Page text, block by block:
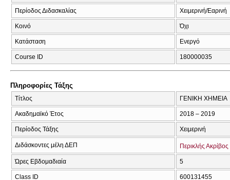
Περίοδος Διδασκαλίας Χειμερινή/Εαρινή
Κοινό Όχι
Κατάσταση Ενεργό
Course ID 180000035
Πληροφορίες Τάξης
Τίτλος ΓΕΝΙΚΗ ΧΗΜΕΙΑ
Ακαδημαϊκό Έτος 2018 – 2019
Περίοδος Τάξης Χειμερινή
Διδάσκοντες μέλη ΔΕΠ Περικλής Ακρίβος
Ώρες Εβδομαδιαία 5
Class ID 600131455